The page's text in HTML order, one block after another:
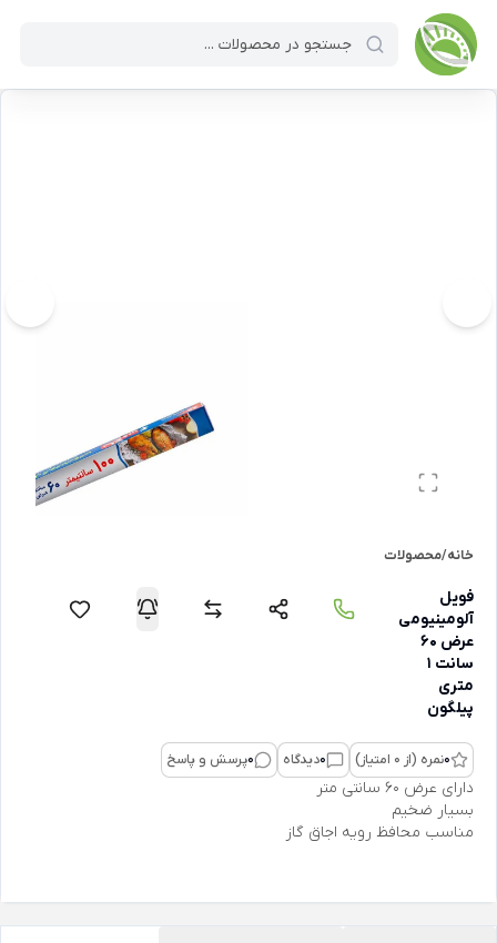
خانه/محصولات
فویل
آلومینیومی
عرض 60
سانت 1
متری
پیلگون
0نمره (از 0 امتیاز) 0دیدگاه 0پرسش و پاسخ
دارای عرض 60 سانتی متر
بسیار ضخیم
مناسب محافظ رویه اجاق گاز